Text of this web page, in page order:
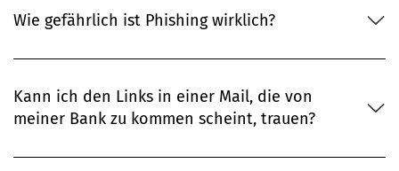
Wie gefährlich ist Phishing wirklich?
Kann ich den Links in einer Mail, die von
meiner Bank zu kommen scheint, trauen?